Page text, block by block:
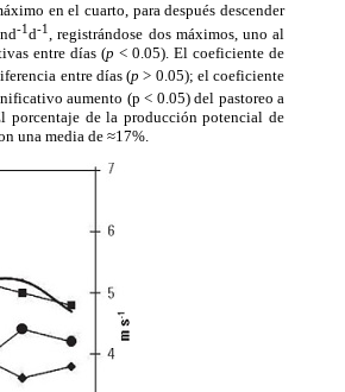
en el cuarto, para después descender
-1d-1
, registrándose dos máximos, uno al
entre días (p < 0.05). El coeficiente de
entre días (p > 0.05); el coeficiente
aumento (p < 0.05) del pastoreo a
porcentaje de la producción potencial de
una media de ≈17%.